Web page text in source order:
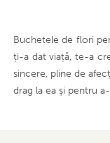
Buchetele de flori
ți-a dat viață, te-a
sincere, pline de
drag la ea și pentru